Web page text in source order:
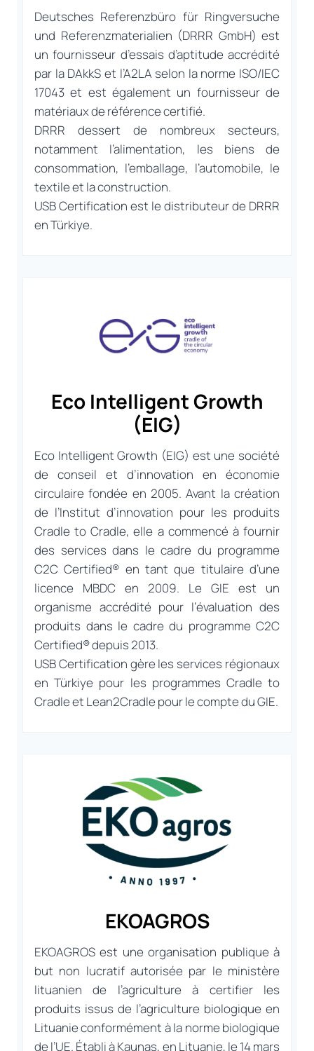
Deutsches Referenzbüro für Ringversuche
und Referenzmaterialien (DRRR GmbH) est
un fournisseur d’essais d’aptitude accrédité
par la DAkkS et l’A2LA selon la norme ISO/IEC
17043 et est également un fournisseur de
matériaux de référence certifié.
DRRR dessert de nombreux secteurs,
notamment l’alimentation, les biens de
consommation, l’emballage, l’automobile, le
textile et la construction.
USB Certification est le distributeur de DRRR
en Türkiye.
Eco Intelligent Growth
(EIG)
Eco Intelligent Growth (EIG) est une société
de conseil et d’innovation en économie
circulaire fondée en 2005. Avant la création
de l’Institut d’innovation pour les produits
Cradle to Cradle, elle a commencé à fournir
des services dans le cadre du programme
C2C Certified® en tant que titulaire d’une
licence MBDC en 2009. Le GIE est un
organisme accrédité pour l’évaluation des
produits dans le cadre du programme C2C
Certified® depuis 2013.
USB Certification gère les services régionaux
en Türkiye pour les programmes Cradle to
Cradle et Lean2Cradle pour le compte du GIE.
EKOAGROS
EKOAGROS est une organisation publique à
but non lucratif autorisée par le ministère
lituanien de l’agriculture à certifier les
produits issus de l’agriculture biologique en
Lituanie conformément à la norme biologique
de l’UE. Établi à Kaunas, en Lituanie, le 14 mars